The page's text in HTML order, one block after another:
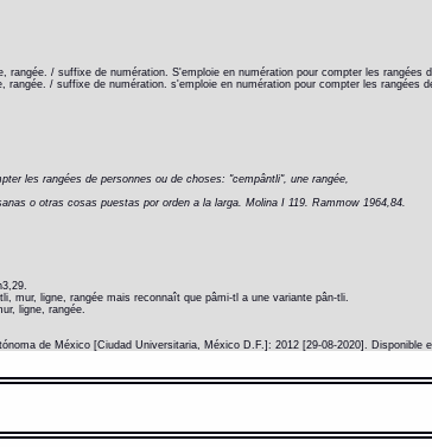
/ suffixe de numération. S'emploie en numération pour compter les rangées
/ suffixe de numération. s'emploie en numération pour compter les rangées
les rangées de personnes ou de choses: "cempântli", une rangée,
o otras cosas puestas por orden a la larga. Molina I 119. Rammow 1964,84.
mur, ligne, rangée mais reconnaît que pâmi-tl a une variante pân-tli.
ligne, rangée.
de México [Ciudad Universitaria, México D.F.]: 2012 [29-08-2020]. Disponible